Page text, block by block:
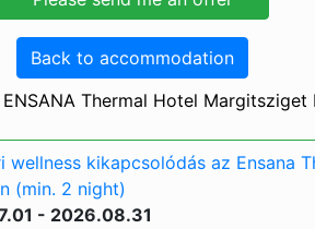
Back to accommodation
Thermal Hotel
kikapcsolódás az Ensana
(min. 2 night)
- 2026.08.31